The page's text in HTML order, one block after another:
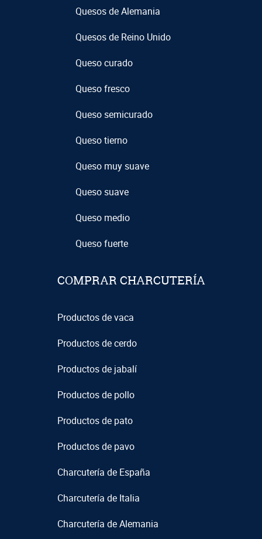
Quesos de Alemania
Quesos de Reino Unido
Queso curado
Queso fresco
Queso semicurado
Queso tierno
Queso muy suave
Queso suave
Queso medio
Queso fuerte
COMPRAR CHARCUTERÍA
Productos de vaca
Productos de cerdo
Productos de jabalí
Productos de pollo
Productos de pato
Productos de pavo
Charcutería de España
Charcutería de Italia
Charcutería de Alemania